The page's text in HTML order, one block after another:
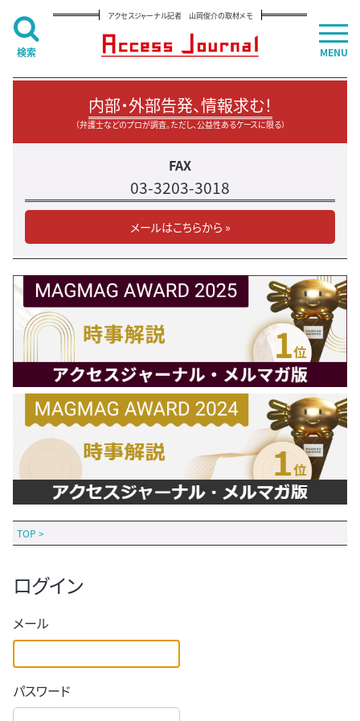
アクセスジャーナル記者 山岡俊介の取材メモ
内部・外部告発、情報求む！
（弁護士などのプロが調査。ただし、公益性あるケースに限る）
FAX
03-3203-3018
メールはこちらから »
TOP >
ログイン
メール
パスワード
MENU
検索